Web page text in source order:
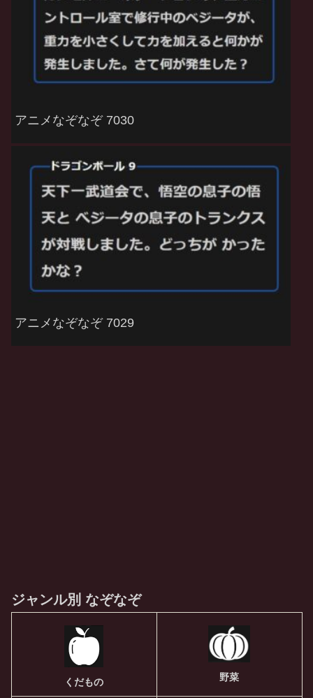
アニメなぞなぞ 7030
アニメなぞなぞ 7029
ジャンル別 なぞなぞ
くだもの 野菜